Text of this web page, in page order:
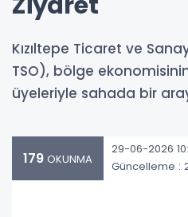
Kızıltepe Ticaret ve
TSO), bölge
üyeleriyle sahada bir
179 OKUNMA
29-06-2026
Güncelleme :